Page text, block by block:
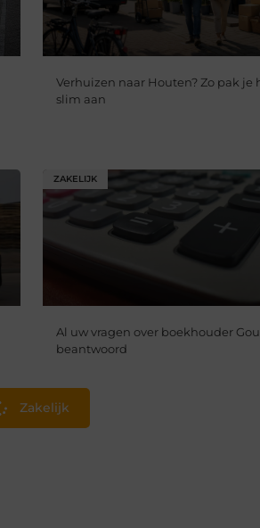
Verhuizen naar Houten? Zo pak je
slim aan
ZAKELIJK
Al uw vragen over boekhouder
beantwoord
Zakelijk